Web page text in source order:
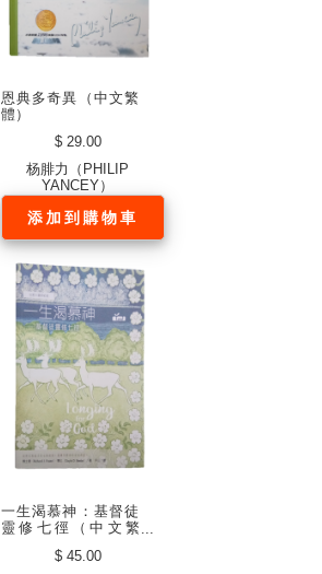
恩典多奇異（中文繁
體）
$ 29.00
杨腓力（PHILIP
YANCEY）
添加到購物車
一生渴慕神：基督徒
靈修七徑（中文繁
$ 45.00